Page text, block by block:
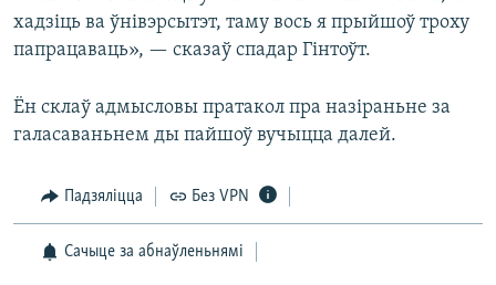
хадзіць ва ўнівэрсытэт, таму вось я прыйшоў троху
папрацаваць», — сказаў спадар Гінтоўт.
Ён склаў адмысловы пратакол пра назіраньне за
галасаваньнем ды пайшоў вучыцца далей.
Падзяліцца Без VPN
Сачыце за абнаўленьнямі